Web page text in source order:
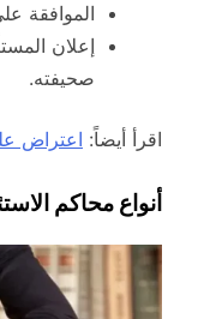
الموافقة
إعلان
صحيفته.
اقرأ أيضاً: اعتراض
أنواع محاكم